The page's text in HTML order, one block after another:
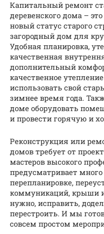
Капитальный ремонт
деревенского дома –
новый статус старого
загородный дом для
Удобная планировка,
качественная
дополнительный
качественное
использовать свой
зимнее время года.
доме оборудовать
и провести горячую и
Реконструкция или
домов требует от
мастеров высокого
предусматривает
перепланировке,
коммуникаций, крыши
нужно, исправить,
перестроить. И мы
совсем простом